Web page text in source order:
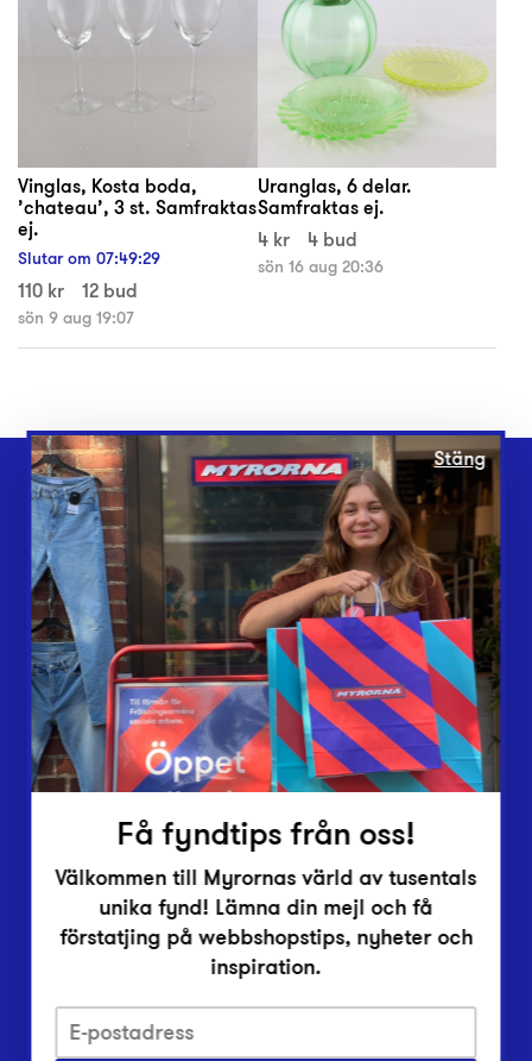
Vinglas, Kosta boda,
’chateau’, 3 st. Samfraktas
ej.
Slutar om 07:49:28
110 kr 12 bud
sön 9 aug 19:07
Uranglas, 6 delar.
Samfraktas ej.
4 kr
4 bud
sön 16 aug 20:36
Webbshop
Butiker
Lämna in
Vårt överskott
Inlämningsplatser
Om Myrorna
Lediga jobb
Pressrum
Integritetsskyddspolicy
Stäng
Få fyndtips från oss!
Välkommen till Myrornas värld av tusentals
unika fynd! Lämna din mejl och få
förstatjing på webbshopstips, nyheter och
inspiration.